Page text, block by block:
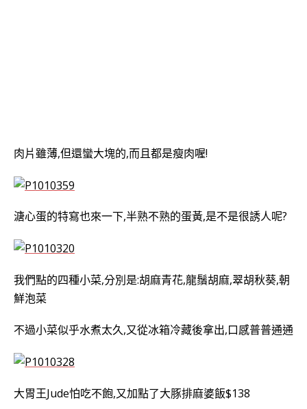
肉片雖薄,但還蠻大塊的,而且都是瘦肉喔!
溏心蛋的特寫也來一下,半熟不熟的蛋黃,是不是很誘人呢?
我們點的四種小菜,分別是:胡麻青花,龍鬚胡麻,翠胡秋葵,朝
鮮泡菜
不過小菜似乎水煮太久,又從冰箱冷藏後拿出,口感普普通通
大胃王Jude怕吃不飽,又加點了大豚排麻婆飯$138